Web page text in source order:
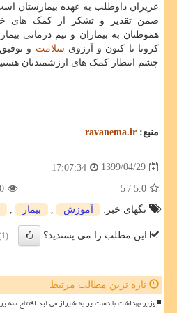
عزیزان داوطلب به عهده بیمارستان
ضمن تقدیر و تشکر از کمک های
هموطنان به بیماران و تیم درمانی
کرونا تا کنون و آرزوی سلامت و
چشم انتظار کمک های ارزشمندتان
منبع: ravanema.ir
1399/04/29
17:07:34
5.0
/ 5
تگهای خبر:
آموزش بیمار
این مطلب را می پسندید؟ (1)
تازه ترین مطالب مرتبط
وزیر بهداشت با دست پر به شیراز می آید افتتاح سه